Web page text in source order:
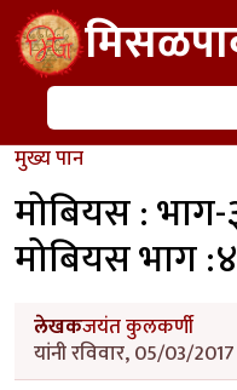
Skip to main content
शोध
मुख्य पान
मोबियस :
मोबियस भाग
लेखकजयंत कुलकर्णी
यांनी रविवार, 05/03/